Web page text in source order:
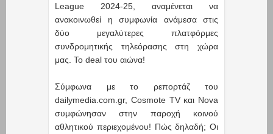
League 2024-25, αναμένεται να
ανακοινωθεί η συμφωνία ανάμεσα στις
δύο μεγαλύτερες πλατφόρμες
συνδρομητικής τηλεόρασης στη χώρα
μας. Το deal του αιώνα!
Σύμφωνα με το ρεπορτάζ του
dailymedia.com.gr, Cosmote TV και Nova
συμφώνησαν στην παροχή κοινού
αθλητικού περιεχομένου! Πώς δηλαδή; Οι